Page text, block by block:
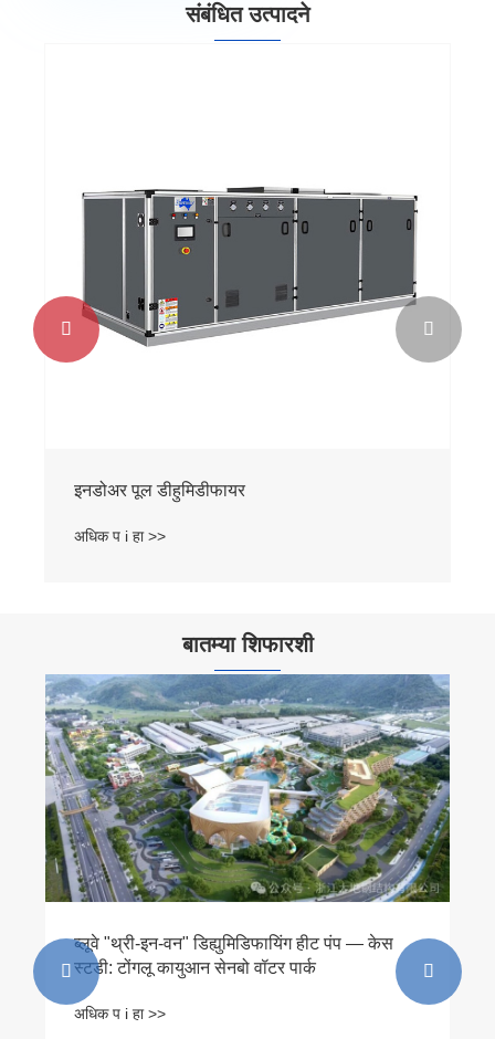
संबंधित उत्पादने
इनडोअर पूल डीहुमिडीफायर
अधिक प i हा >>
 
बातम्या शिफारशी
ब्लूवे "थ्री-इन-वन" डिह्युमिडिफायिंग हीट पंप — केस
स्टडी: टोंगलू कायुआन सेनबो वॉटर पार्क
अधिक प i हा >>
 